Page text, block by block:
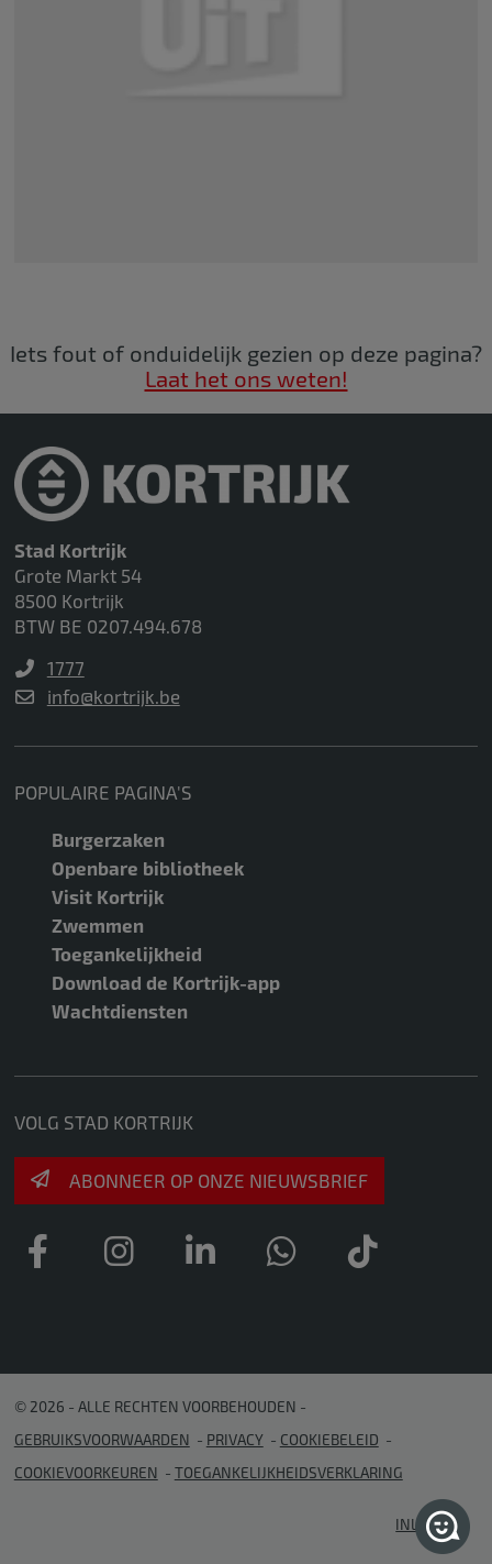
Iets fout of onduidelijk gezien op deze pagina?
Laat het ons weten!
Stad Kortrijk
Grote Markt 54
8500 Kortrijk
BTW BE 0207.494.678
1777
info@kortrijk.be
POPULAIRE PAGINA'S
Burgerzaken
Openbare bibliotheek
Visit Kortrijk
Zwemmen
Toegankelijkheid
Download de Kortrijk-app
Wachtdiensten
VOLG STAD KORTRIJK
ABONNEER OP ONZE NIEUWSBRIEF
© 2026 - ALLE RECHTEN VOORBEHOUDEN
GEBRUIKSVOORWAARDEN
PRIVACY
COOKIEBELEID
COOKIEVOORKEUREN
TOEGANKELIJKHEIDSVERKLARING
INLOGGEN